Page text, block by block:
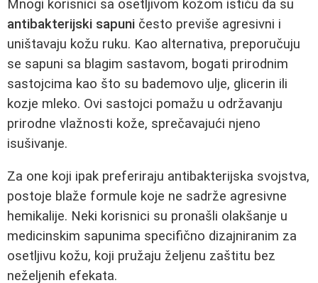
Mnogi korisnici sa osetljivom kožom ističu da su
antibakterijski sapuni često previše agresivni i
uništavaju kožu ruku. Kao alternativa, preporučuju
se sapuni sa blagim sastavom, bogati prirodnim
sastojcima kao što su bademovo ulje, glicerin ili
kozje mleko. Ovi sastojci pomažu u održavanju
prirodne vlažnosti kože, sprečavajući njeno
isušivanje.
Za one koji ipak preferiraju antibakterijska svojstva,
postoje blaže formule koje ne sadrže agresivne
hemikalije. Neki korisnici su pronašli olakšanje u
medicinskim sapunima specifično dizajniranim za
osetljivu kožu, koji pružaju željenu zaštitu bez
neželjenih efekata.